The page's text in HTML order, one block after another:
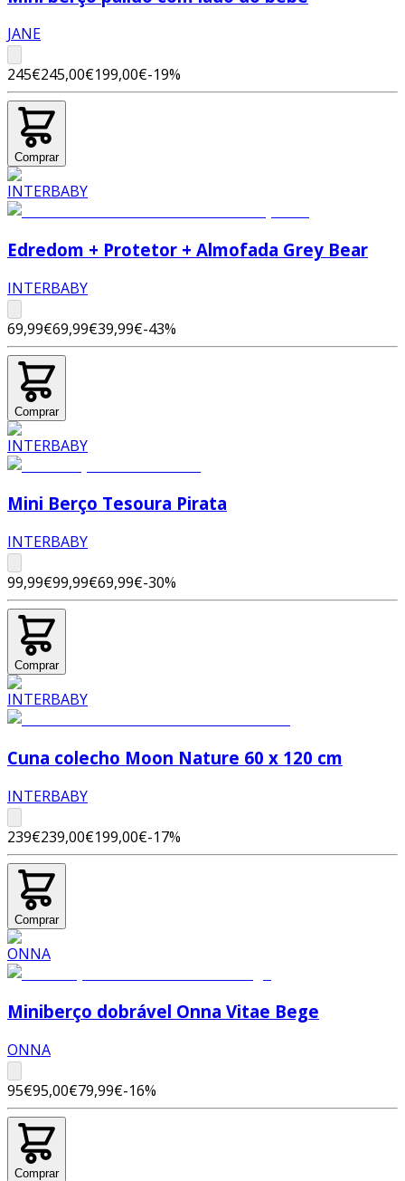
JANE
245€245,00€199,00€-19%
Comprar
Edredom + Protetor + Almofada Grey Bear
INTERBABY
69,99€69,99€39,99€-43%
Comprar
Mini Berço Tesoura Pirata
INTERBABY
99,99€99,99€69,99€-30%
Comprar
Cuna colecho Moon Nature 60 x 120 cm
INTERBABY
239€239,00€199,00€-17%
Comprar
Miniberço dobrável Onna Vitae Bege
ONNA
95€95,00€79,99€-16%
Comprar